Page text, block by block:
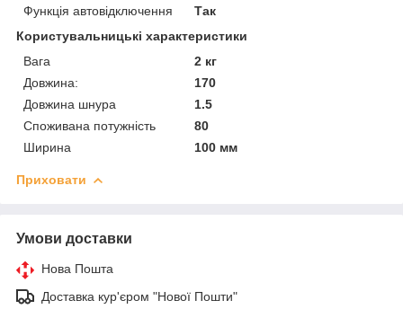
Функція автовідключення
Так
Користувальницькі характеристики
Вага
2 кг
Довжина:
170
Довжина шнура
1.5
Споживана потужність
80
Ширина
100 мм
Приховати
Умови доставки
Нова Пошта
Доставка кур'єром "Нової Пошти"